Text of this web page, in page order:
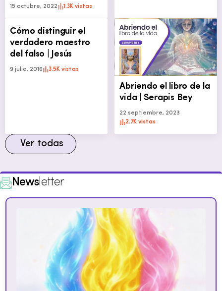
15 octubre, 2022 1.3K vistas
Cómo distinguir el
verdadero maestro
del falso | Jesús
9 julio, 2016 3.5K vistas
Abriendo el libro de la
vida | Serapis Bey
22 septiembre, 2023
2.7K vistas
Ver todas
Newsletter